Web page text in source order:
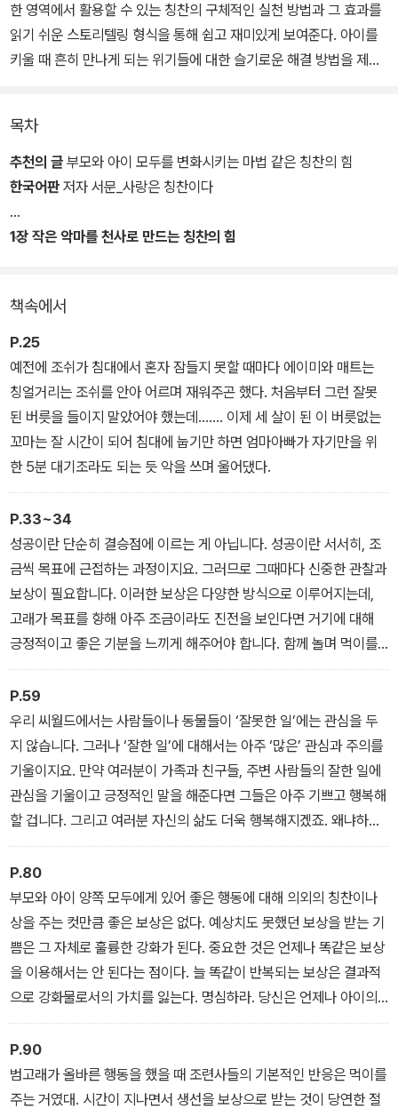
한 영역에서 활용할 수 있는 칭찬의 구체적인 실천 방법과 그 효과를
읽기 쉬운 스토리텔링 형식을 통해 쉽고 재미있게 보여준다. 아이를
키울 때 흔히 만나게 되는 위기들에 대한 슬기로운 해결 방법을 제시
초보 엄마아빠 에이미와 매트가 범고래에게 배운 육아의 지혜를 아들
조쉬에게 적용하면서 겪게 되는 기분 좋은 변화들은 아이를 키우는
기들에 대한 슬기로운 해결 방법을 제시하고 아이들을 변화시키고,
목차
추천의 글 부모와 아이 모두를 변화시키는 마법 같은 칭찬의 힘
한국어판 저자 서문_사랑은 칭찬이다
1장 작은 악마를 천사로 만드는 칭찬의 힘
책속에서
P.25
예전에 조쉬가 침대에서 혼자 잠들지 못할 때마다 에이미와 매트는
칭얼거리는 조쉬를 안아 어르며 재워주곤 했다. 처음부터 그런 잘못
된 버릇을 들이지 말았어야 했는데……. 이제 세 살이 된 이 버릇없는
꼬마는 잘 시간이 되어 침대에 눕기만 하면 엄마아빠가 자기만을 위
한 5분 대기조라도 되는 듯 악을 쓰며 울어댔다.
P.33~34
성공이란 단순히 결승점에 이르는 게 아닙니다. 성공이란 서서히, 조
금씩 목표에 근접하는 과정이지요. 그러므로 그때마다 신중한 관찰과
보상이 필요합니다. 이러한 보상은 다양한 방식으로 이루어지는데,
고래가 목표를 향해 아주 조금이라도 진전을 보인다면 거기에 대해
긍정적이고 좋은 기분을 느끼게 해주어야 합니다. 함께 놀며 먹이를
주거나 장난감을 주거나 몸통을 긁어주고 쓰다듬어주는 거죠. 그리고
이를 통해 고래가 올바른 행동과 이 기분 좋은 느낌들을 연관시킬 수
있게 해주는 겁니다.
P.59
우리 씨월드에서는 사람들이나 동물들이 ‘잘못한 일’에는 관심을 두
지 않습니다. 그러나 ‘잘한 일’에 대해서는 아주 ‘많은’ 관심과 주의를
기울이지요. 만약 여러분이 가족과 친구들, 주변 사람들의 잘한 일에
관심을 기울이고 긍정적인 말을 해준다면 그들은 아주 기쁘고 행복해
할 겁니다. 그리고 여러분 자신의 삶도 더욱 행복해지겠죠. 왜냐하면
그 사람들이 당신에게도 똑같이 해줄 테니까요.
P.80
부모와 아이 양쪽 모두에게 있어 좋은 행동에 대해 의외의 칭찬이나
상을 주는 컷만큼 좋은 보상은 없다. 예상치도 못했던 보상을 받는 기
쁨은 그 자체로 훌륭한 강화가 된다. 중요한 것은 언제나 똑같은 보상
을 이용해서는 안 된다는 점이다. 늘 똑같이 반복되는 보상은 결과적
으로 강화물로서의 가치를 잃는다. 명심하라. 당신은 언제나 아이의
올바른 행동에만 초점을 맞춰야 한다. 즉, ‘잘한 일을 잡아내야’ 하는
것이다.
P.90
범고래가 올바른 행동을 했을 때 조련사들의 기본적인 반응은 먹이를
주는 거였대. 시간이 지나면서 생선을 보상으로 받는 것이 당연한 절